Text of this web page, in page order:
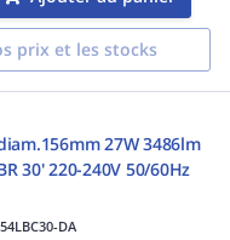
prix et les stocks
27W 3486lm
30' 220-240V 50/60Hz
DA